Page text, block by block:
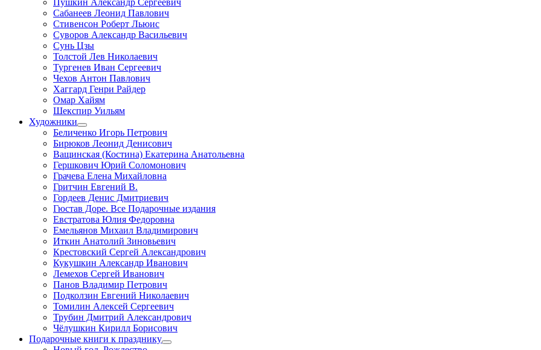
Пушкин Александр Сергеевич
Сабанеев Леонид Павлович
Стивенсон Роберт Льюис
Суворов Александр Васильевич
Сунь Цзы
Толстой Лев Николаевич
Тургенев Иван Сергеевич
Чехов Антон Павлович
Хаггард Генри Райдер
Омар Хайям
Шекспир Уильям
Художники
Беличенко Игорь Петрович
Бирюков Леонид Денисович
Ващинская (Костина) Екатерина Анатольевна
Гершкович Юрий Соломонович
Грачева Елена Михайловна
Гритчин Евгений В.
Гордеев Денис Дмитриевич
Гюстав Доре. Все Подарочные издания
Евстратова Юлия Федоровна
Емельянов Михаил Владимирович
Иткин Анатолий Зиновьевич
Крестовский Сергей Александрович
Кукушкин Александр Иванович
Лемехов Сергей Иванович
Панов Владимир Петрович
Подколзин Евгений Николаевич
Томилин Алексей Сергеевич
Трубин Дмитрий Александрович
Чёлушкин Кирилл Борисович
Подарочные книги к празднику